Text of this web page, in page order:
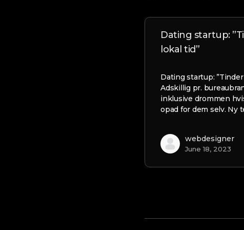
Dating startup:
lokal tid”
Dating startup:
Adskillig pr.
inklusive drommen
opad for dem selv. Ny
webdesigner
June 18, 2023